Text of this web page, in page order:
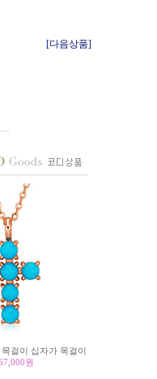
[다음상품]
걸이 십자가 목걸이
원